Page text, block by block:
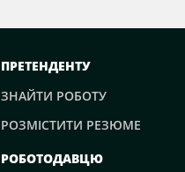
ПРЕТЕНДЕНТУ
ЗНАЙТИ РОБОТУ
РОЗМІСТИТИ РЕЗЮМЕ
РОБОТОДАВЦЮ